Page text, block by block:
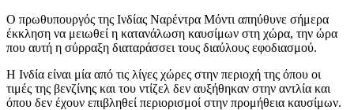
Ο πρωθυπουργός της Ινδίας Ναρέντρα Μόντι απηύθυνε σήμερα
έκκληση να μειωθεί η κατανάλωση καυσίμων στη χώρα, την ώρα
που αυτή η σύρραξη διαταράσσει τους διαύλους εφοδιασμού.
Η Ινδία είναι μία από τις λίγες χώρες στην περιοχή της όπου οι
τιμές της βενζίνης και του ντίζελ δεν αυξήθηκαν στην αντλία και
όπου δεν έχουν επιβληθεί περιορισμοί στην προμήθεια καυσίμων.